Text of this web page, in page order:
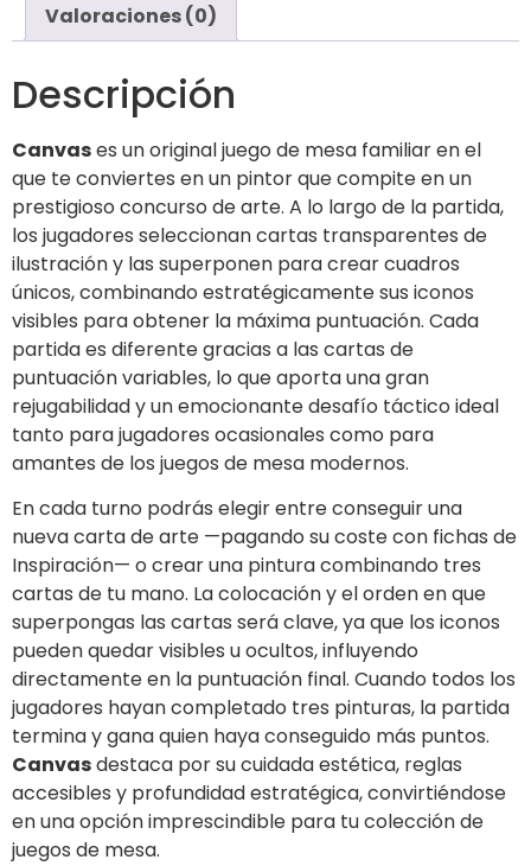
Valoraciones (0)
Descripción
Canvases un original juego de mesa familiar en el
que te conviertes en un pintor que compite en un
prestigioso concurso de arte. A lo largo de la partida,
los jugadores seleccionan cartas transparentes de
ilustración y las superponen para crear cuadros
únicos, combinando estratégicamente sus iconos
visibles para obtener la máxima puntuación. Cada
partida es diferente gracias a las cartas de
puntuación variables, lo que aporta una gran
rejugabilidad y un emocionante desafío táctico ideal
tanto para jugadores ocasionales como para
amantes de los juegos de mesa modernos.
En cada turno podrás elegir entre conseguir una
nueva carta de arte —pagando su coste con fichas de
Inspiración— o crear una pintura combinando tres
cartas de tu mano. La colocación y el orden en que
superpongas las cartas será clave, ya que los iconos
pueden quedar visibles u ocultos, influyendo
directamente en la puntuación final. Cuando todos los
jugadores hayan completado tres pinturas, la partida
termina y gana quien haya conseguido más puntos.
Canvasdestaca por su cuidada estética, reglas
accesibles y profundidad estratégica, convirtiéndose
en una opción imprescindible para tu colección de
juegos de mesa.